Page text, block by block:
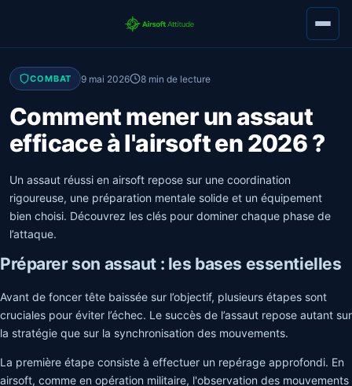
COMBAT 9 mai 2026 8 min de lecture
Comment mener un assaut
efficace à l'airsoft en 2026 ?
Un assaut réussi en airsoft repose sur une coordination
rigoureuse, une préparation mentale solide et un équipement
bien choisi. Découvrez les clés pour dominer chaque phase de
l’attaque.
Préparer son assaut : les bases essentielles
Avant de foncer tête baissée sur l’objectif, plusieurs étapes sont
cruciales pour éviter l’échec. Le succès de l’assaut repose autant sur
la stratégie que sur la synchronisation des mouvements.
La première étape consiste à effectuer un repérage approfondi. En
airsoft, comme en opération militaire, l'observation des mouvements